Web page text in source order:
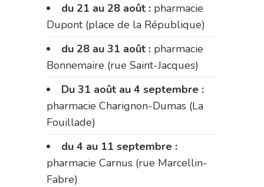
du 21 au 28 août : pharmacie
Dupont (place de la République)
du 28 au 31 août : pharmacie
Bonnemaire (rue Saint-Jacques)
Du 31 août au 4 septembre :
pharmacie Charignon-Dumas (La
Fouillade)
du 4 au 11 septembre :
pharmacie Carnus (rue Marcellin-
Fabre)